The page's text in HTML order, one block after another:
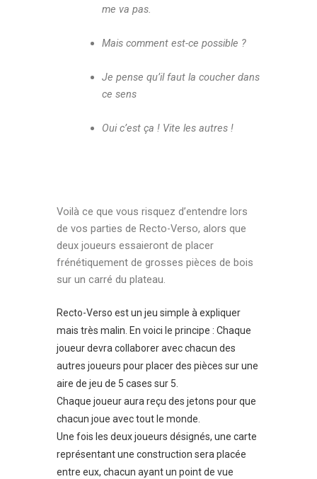
me va pas.
Mais comment est-ce possible ?
Je pense qu’il faut la coucher dans
ce sens
Oui c’est ça ! Vite les autres !
Voilà ce que vous risquez d’entendre lors
de vos parties de Recto-Verso, alors que
deux joueurs essaieront de placer
frénétiquement de grosses pièces de bois
sur un carré du plateau.
Recto-Verso est un jeu simple à expliquer
mais très malin. En voici le principe : Chaque
joueur devra collaborer avec chacun des
autres joueurs pour placer des pièces sur une
aire de jeu de 5 cases sur 5.
Chaque joueur aura reçu des jetons pour que
chacun joue avec tout le monde.
Une fois les deux joueurs désignés, une carte
représentant une construction sera placée
entre eux, chacun ayant un point de vue